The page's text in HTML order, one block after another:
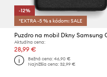
-12%
*EXTRA -5 % s kódom: SALE
Aktuálna cena:
28,99 €
Bežná cena: 46,90 €
Najnižšia cena: 32,99 €